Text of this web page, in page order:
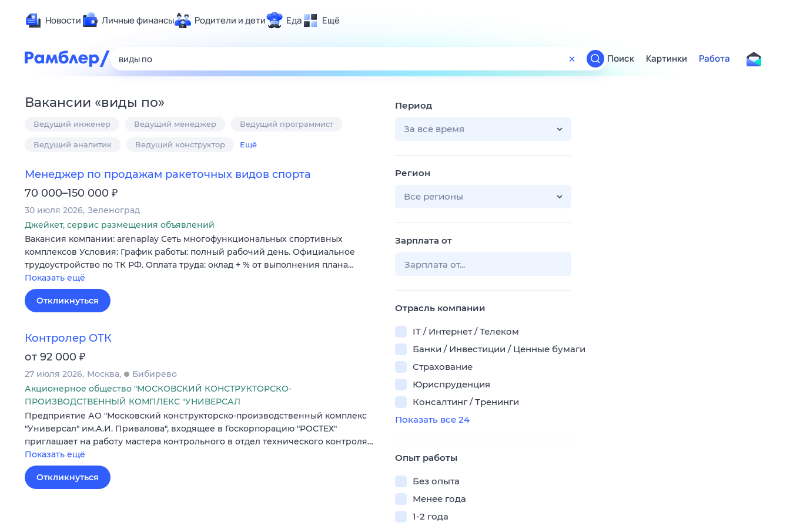
Новости Личные финансы Родители и дети Еда Ещё
Развлечения и отдых
Карьера
Авто
Жизненные ситуации
Поиск
ТВ-программа
Поиск Картинки Работа
Вакансии «виды по»
Ведущий инженер Ведущий менеджер Ведущий программист
Ведущий аналитик Ведущий конструктор Ещё
Менеджер по продажам ракеточных видов спорта
70 000–150 000 ₽
30 июля 2026 Зеленоград
Джейкет, сервис размещения объявлений
Вакансия компании: arenaplay Сеть многофункциональных спортивных
комплексов Условия: График работы: полный рабочий день. Официальное
трудоустройство по ТК РФ. Оплата труда: оклад + % от выполнения плана…
Показать ещё
Откликнуться
Контролер ОТК
от 92 000 ₽
27 июля 2026 Москва
Бибирево
Акционерное общество "МОСКОВСКИЙ КОНСТРУКТОРСКО-
ПРОИЗВОДСТВЕННЫЙ КОМПЛЕКС "УНИВЕРСАЛ
Предприятие АО "Московский конструкторско-производственный комплекс
"Универсал" им.А.И. Привалова", входящее в Госкорпорацию "РОСТЕХ"
приглашает на работу мастера контрольного в отдел технического контроля…
Показать ещё
Откликнуться
Период
За всё время
Регион
Все регионы
Зарплата от
Отрасль компании
IT / Интернет / Телеком
Банки / Инвестиции / Ценные бумаги
Страхование
Юриспруденция
Консалтинг / Тренинги
Показать все 24
Опыт работы
Без опыта
Менее года
1-2 года